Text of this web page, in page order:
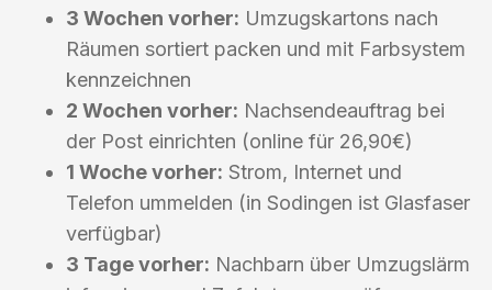
3 Wochen vorher: Umzugskartons nach
Räumen sortiert packen und mit Farbsystem
kennzeichnen
2 Wochen vorher: Nachsendeauftrag bei
der Post einrichten (online für 26,90€)
1 Woche vorher: Strom, Internet und
Telefon ummelden (in Sodingen ist Glasfaser
verfügbar)
3 Tage vorher: Nachbarn über Umzugslärm